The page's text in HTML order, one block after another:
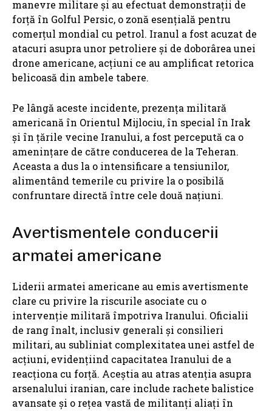
manevre militare și au efectuat demonstrații de
forță în Golful Persic, o zonă esențială pentru
comerțul mondial cu petrol. Iranul a fost acuzat de
atacuri asupra unor petroliere și de doborârea unei
drone americane, acțiuni ce au amplificat retorica
belicoasă din ambele tabere.
Pe lângă aceste incidente, prezența militară
americană în Orientul Mijlociu, în special în Irak
și în țările vecine Iranului, a fost percepută ca o
amenințare de către conducerea de la Teheran.
Aceasta a dus la o intensificare a tensiunilor,
alimentând temerile cu privire la o posibilă
confruntare directă între cele două națiuni.
Avertismentele conducerii
armatei americane
Liderii armatei americane au emis avertismente
clare cu privire la riscurile asociate cu o
intervenție militară împotriva Iranului. Oficialii
de rang înalt, inclusiv generali și consilieri
militari, au subliniat complexitatea unei astfel de
acțiuni, evidențiind capacitatea Iranului de a
reacționa cu forță. Aceștia au atras atenția asupra
arsenalului iranian, care include rachete balistice
avansate și o rețea vastă de militanți aliați în